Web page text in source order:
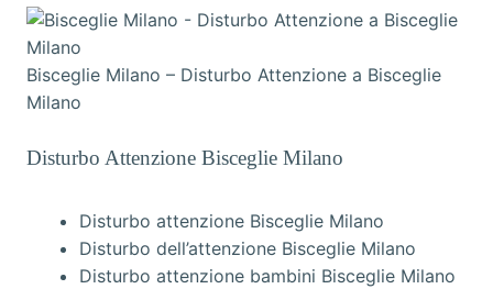
Bisceglie Milano – Disturbo Attenzione a Bisceglie
Milano
Disturbo Attenzione Bisceglie Milano
Disturbo attenzione Bisceglie Milano
Disturbo dell’attenzione Bisceglie Milano
Disturbo attenzione bambini Bisceglie Milano